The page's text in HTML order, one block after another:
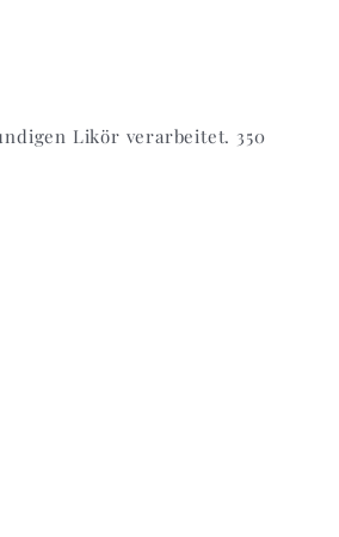
Likör verarbeitet. 350